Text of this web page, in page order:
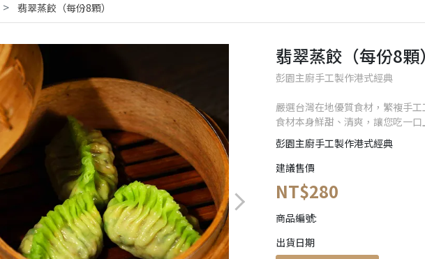
翡翠蒸餃（每份8顆）
翡翠蒸餃（每份8顆
彭園主廚手工製作港式經典
嚴選台灣在地優質食材，繁複手工
食材本身鮮甜、清爽，讓您吃一口
彭園主廚手工製作港式經典
建議售價
NT$280
商品編號:
出貨日期